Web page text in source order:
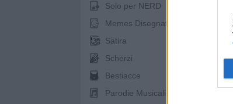
Solo per NERD
Memes Disegnati
Satira
Scherzi
Bestiacce
Parodie Musicali